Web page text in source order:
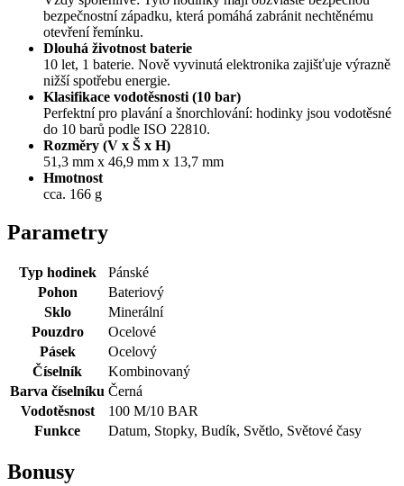
bezpečnostní západku, která pomáhá zabránit nechtěnému
otevření řemínku.
Dlouhá životnost baterie
10 let, 1 baterie. Nově vyvinutá elektronika zajišťuje výrazně
nižší spotřebu energie.
Klasifikace vodotěsnosti (10 bar)
Perfektní pro plavání a šnorchlování: hodinky jsou vodotěsné
do 10 barů podle ISO 22810.
Rozměry (V x Š x H)
51,3 mm x 46,9 mm x 13,7 mm
Hmotnost
cca. 166 g
Parametry
Typ hodinek
Pánské
Pohon
Bateriový
Sklo
Minerální
Pouzdro
Ocelové
Pásek
Ocelový
Číselník
Kombinovaný
Barva číselníku Černá
Vodotěsnost
100 M/10 BAR
Funkce
Datum, Stopky, Budík, Světlo, Světové časy
Bonusy